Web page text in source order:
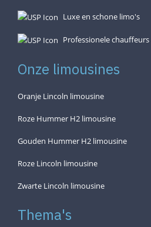
Luxe en schone limo's
Professionele chauffeurs
Onze limousines
Oranje Lincoln limousine
Roze Hummer H2 limousine
Gouden Hummer H2 limousine
Roze Lincoln limousine
Zwarte Lincoln limousine
Thema's